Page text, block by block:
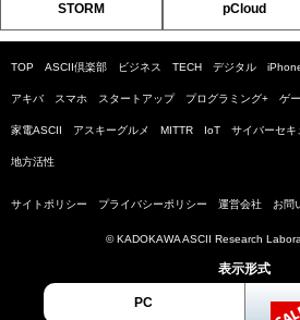
STORM pCloud
TOP ASCII倶楽部 ビジネス TECH デジタル
アキバ スマホ スタートアップ プログラミング+ ゲ
家電ASCII アスキーグルメ MITTR IoT サイバーセキ
地方活性
サイトポリシー プライバシーポリシー 運営会社 お問
© KADOKAWA ASCII Research
表示形式
PC